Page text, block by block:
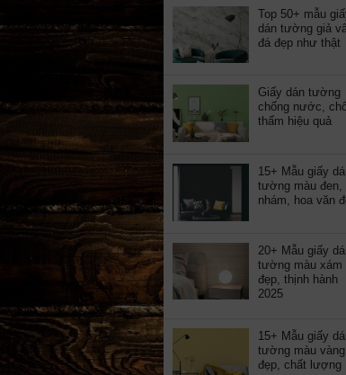
Top 50+ mẫu
dán tường giả
đá đẹp như thật
Giấy dán tường
chống nước,
thấm hiệu quả
15+ Mẫu giấy
tường màu đen,
nhám, hoa văn
20+ Mẫu giấy
tường màu xám
đẹp, thịnh hành
2025
15+ Mẫu giấy
tường màu vàng
đẹp, chất lượng